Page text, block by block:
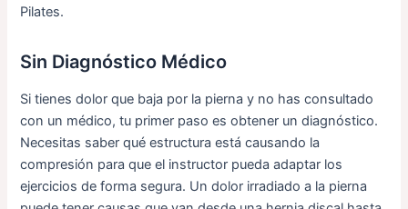
Pilates.
Sin Diagnóstico Médico
Si tienes dolor que baja por la pierna y no has consultado
con un médico, tu primer paso es obtener un diagnóstico.
Necesitas saber qué estructura está causando la
compresión para que el instructor pueda adaptar los
ejercicios de forma segura. Un dolor irradiado a la pierna